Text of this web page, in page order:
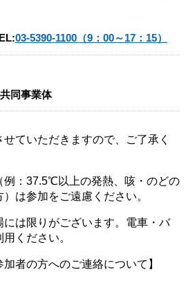
03-5390-1100（9：00～17：15）
同事業体
ていただきますので、ご了承く
：37.5℃以上の発熱、咳・のどの
は参加をご遠慮ください。
は限りがございます。電車・バ
ください。
加者の方へのご連絡について】